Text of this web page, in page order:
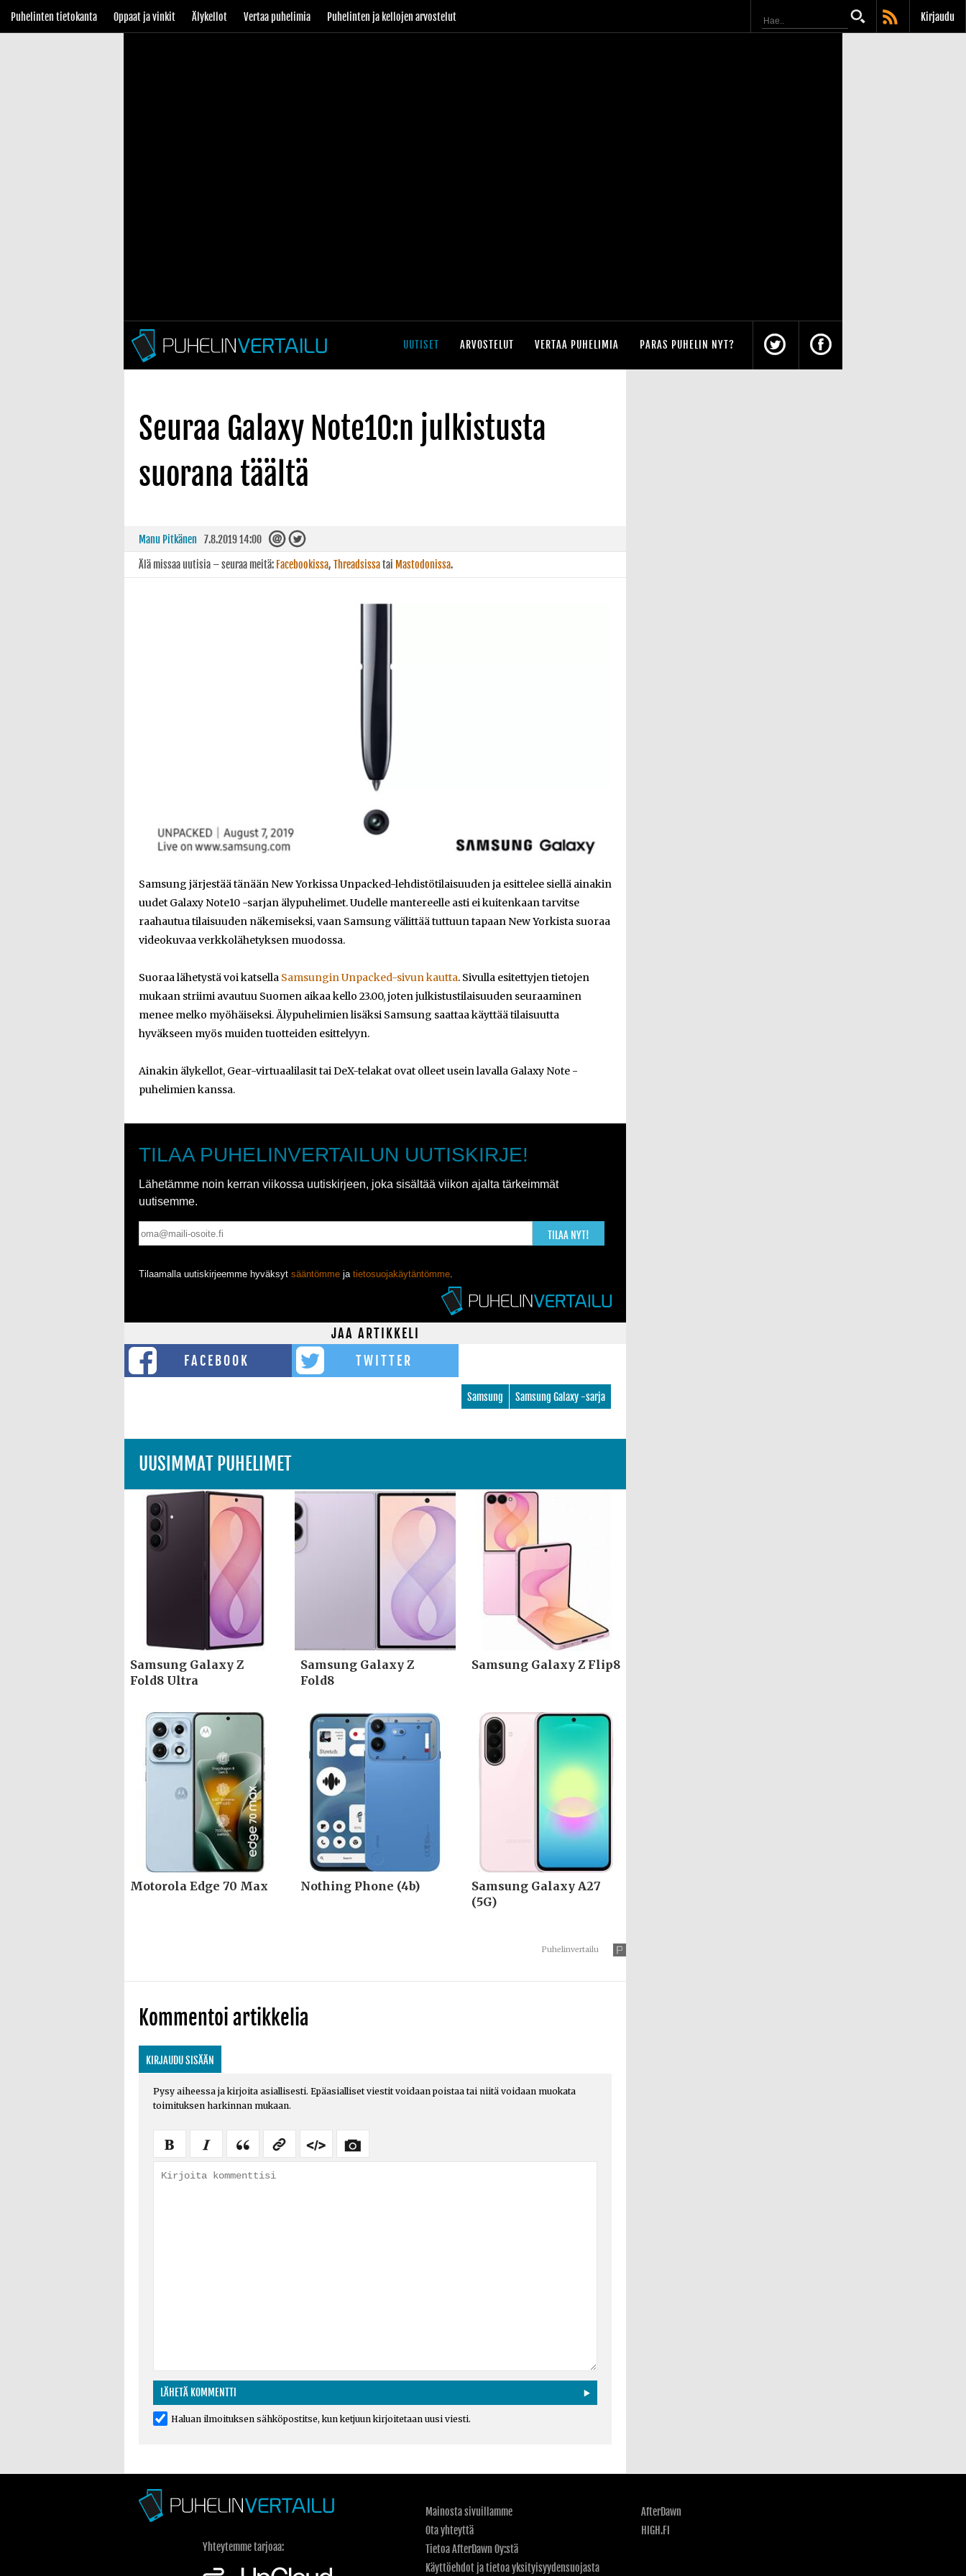
Puhelinten tietokanta Oppaat ja vinkit Älykellot Vertaa puhelimia Puhelinten ja kellojen arvostelut Kirjaudu
UUTISET ARVOSTELUT VERTAA PUHELIMIA PARAS PUHELIN NYT?
Seuraa Galaxy Note10:n julkistusta
suorana täältä
Manu Pitkänen 7.8.2019 14:00
Älä missaa uutisia – seuraa meitä: Facebookissa, Threadsissatai Mastodonissa.
Samsung järjestää tänään New Yorkissa Unpacked-lehdistötilaisuuden ja esittelee siellä ainakin
uudet Galaxy Note10 -sarjan älypuhelimet. Uudelle mantereelle asti ei kuitenkaan tarvitse
raahautua tilaisuuden näkemiseksi, vaan Samsung välittää tuttuun tapaan New Yorkista suoraa
videokuvaa verkkolähetyksen muodossa.
Suoraa lähetystä voi katsella Samsungin Unpacked-sivun kautta. Sivulla esitettyjen tietojen
mukaan striimi avautuu Suomen aikaa kello 23.00, joten julkistustilaisuuden seuraaminen
menee melko myöhäiseksi. Älypuhelimien lisäksi Samsung saattaa käyttää tilaisuutta
hyväkseen myös muiden tuotteiden esittelyyn.
Ainakin älykellot, Gear-virtuaalilasit tai DeX-telakat ovat olleet usein lavalla Galaxy Note -
puhelimien kanssa.
TILAA PUHELINVERTAILUN UUTISKIRJE!
Lähetämme noin kerran viikossa uutiskirjeen, joka sisältää viikon ajalta tärkeimmät
uutisemme.
TILAA NYT!
Tilaamalla uutiskirjeemme hyväksyt sääntömme ja tietosuojakäytäntömme.
JAA ARTIKKELI
FACEBOOK
TWITTER
Samsung Galaxy -sarja
Samsung
UUSIMMAT PUHELIMET
Samsung Galaxy Z
Fold8 Ultra
Samsung Galaxy Z
Fold8
Samsung Galaxy Z Flip8
Motorola Edge 70 Max Nothing Phone (4b)
Samsung Galaxy A27
(5G)
Puhelinvertailu
Kommentoi artikkelia
KIRJAUDU SISÄÄN
Pysy aiheessa ja kirjoita asiallisesti. Epäasialliset viestit voidaan poistaa tai niitä voidaan muokata
toimituksen harkinnan mukaan.
Haluan ilmoituksen sähköpostitse, kun ketjuun kirjoitetaan uusi viesti.
Yhteytemme tarjoaa:
Mainosta sivuillamme
Ota yhteyttä
Tietoa AfterDawn Oy:stä
Käyttöehdot ja tietoa yksityisyydensuojasta
AfterDawn
HIGH.FI